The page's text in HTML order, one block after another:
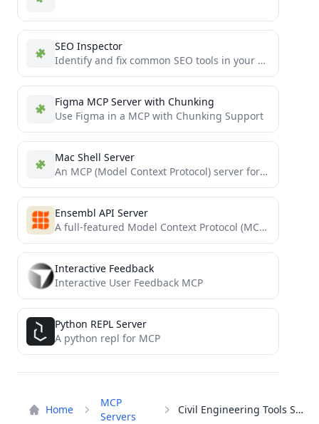
Home
MCP
Servers
Civil Engineering Tools Server
SEO Inspector
Identify and fix common SEO tools in your project, without leaving Cursor/Claude.
Figma MCP Server with Chunking
Use Figma in a MCP with Chunking Support
Mac Shell Server
An MCP (Model Context Protocol) server for executing macOS terminal commands with ZSH shell. This server provides a...
Ensembl API Server
A full-featured Model Context Protocol (MCP) server that exposes Ensembl’s REST API. Built using the TypeScript MCP SDK
Interactive Feedback
Interactive User Feedback MCP
Python REPL Server
A python repl for MCP